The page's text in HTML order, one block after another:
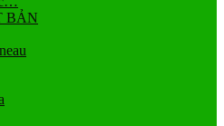
BẢN